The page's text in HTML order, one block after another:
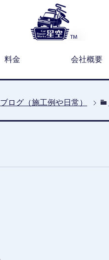
料金 会社概要
ブログ（施工例や日常）